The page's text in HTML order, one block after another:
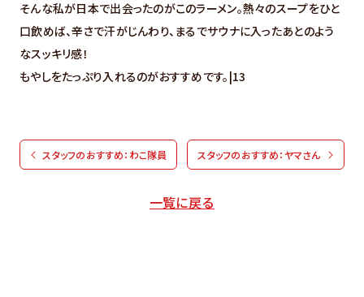
そんな私が日本で出会ったのがこのラーメン。熱々のスープをひと
口飲めば、辛さで汗がじんわり、まるでサウナに入ったあとのよう
なスッキリ感！
もやしをたっぷり入れるのがおすすめです。|13
スタッフのおすすめ：わこ隊員
一覧に戻る
スタッフのおすすめ：ヤマさん